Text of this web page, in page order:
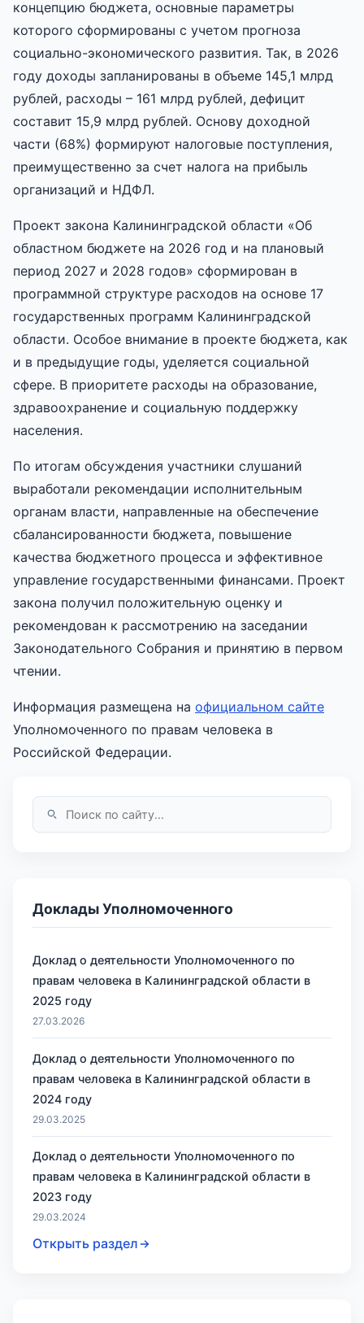
концепцию бюджета, основные параметры
которого сформированы с учетом прогноза
социально-экономического развития. Так, в 2026
году доходы запланированы в объеме 145,1 млрд
рублей, расходы – 161 млрд рублей, дефицит
составит 15,9 млрд рублей. Основу доходной
части (68%) формируют налоговые поступления,
преимущественно за счет налога на прибыль
организаций и НДФЛ.
Проект закона Калининградской области «Об
областном бюджете на 2026 год и на плановый
период 2027 и 2028 годов» сформирован в
программной структуре расходов на основе 17
государственных программ Калининградской
области. Особое внимание в проекте бюджета, как
и в предыдущие годы, уделяется социальной
сфере. В приоритете расходы на образование,
здравоохранение и социальную поддержку
населения.
По итогам обсуждения участники слушаний
выработали рекомендации исполнительным
органам власти, направленные на обеспечение
сбалансированности бюджета, повышение
качества бюджетного процесса и эффективное
управление государственными финансами. Проект
закона получил положительную оценку и
рекомендован к рассмотрению на заседании
Законодательного Собрания и принятию в первом
чтении.
Информация размещена на официальном сайте
Уполномоченного по правам человека в
Российской Федерации.
Доклады Уполномоченного
Доклад о деятельности Уполномоченного по
правам человека в Калининградской области в
2025 году
27.03.2026
Доклад о деятельности Уполномоченного по
правам человека в Калининградской области в
2024 году
29.03.2025
Доклад о деятельности Уполномоченного по
правам человека в Калининградской области в
2023 году
29.03.2024
Открыть раздел